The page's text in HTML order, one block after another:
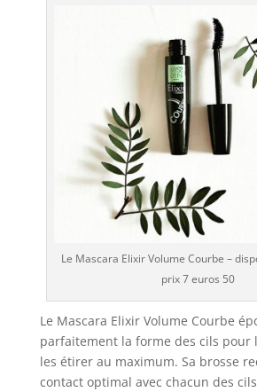
Le Mascara Elixir Volume Courbe –
prix 7 euros 50
Le Mascara Elixir Volume Courbe
parfaitement la forme des cils pour
les étirer au maximum. Sa brosse
contact optimal avec chacun des